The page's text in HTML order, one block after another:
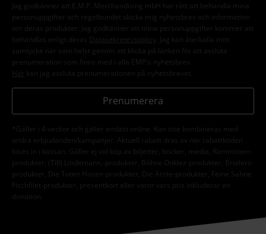
Jag godkänner att E.M.P. Merchandising mbH har rätt att behandla mina
personuppgifter och regelbundet skicka mig nyhetsbrev och information
om deras produkter. Jag godkänner att mina personuppgifter kommer att
behandlas enligt deras
Datasekretesspolicy
. Jag kan återkalla mitt
samtycke när som helst genom att klicka på länken för att avsluta
prenumeration som finns med i alla EMP:s nyhetsbrev.
Här kan jag avsluta prenumerationen på nyhetsbrevet.
Prenumerera
*Gäller i 4 veckor och gäller endast online. Kan inte kombineras med
andra erbjudanden/kampanjer. Aktuell rabatt dras av när rabattkoden
löses in i kassan. Gäller ej vid köp av biljetter, böcker, media, Rammstein-
produkter, (Till) Lindemann,-produkter, Böhse Onklez-produkter, Broilers-
produkter, Die Toten Hosen-produkter, Die Ärzte-produkter, Feine Sahne
Fischfilet-produkter, presentkort eller varor vars pris inkluderar en
donation.